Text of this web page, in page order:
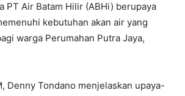
PT Air Batam Hilir (ABHi) berupaya
kebutuhan akan air yang
warga Perumahan Putra Jaya,
Denny Tondano menjelaskan upaya-